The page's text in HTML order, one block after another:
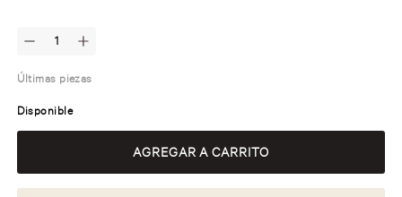
Últimas piezas
Disponible